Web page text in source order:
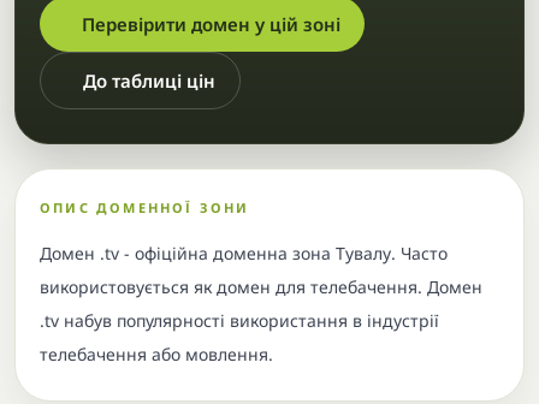
Перевірити домен у цій зоні
До таблиці цін
ОПИС ДОМЕННОЇ ЗОНИ
Домен .tv - офіційна доменна зона Тувалу. Часто
використовується як домен для телебачення. Домен
.tv набув популярності використання в індустрії
телебачення або мовлення.